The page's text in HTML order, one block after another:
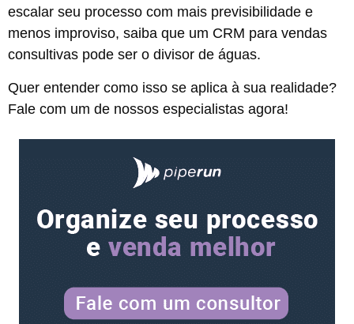
escalar seu processo com mais previsibilidade e
menos improviso, saiba que um CRM para vendas
consultivas pode ser o divisor de águas.
Quer entender como isso se aplica à sua realidade?
Fale com um de nossos especialistas agora!